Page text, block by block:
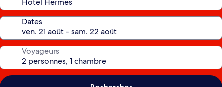
Dates
Voyageurs